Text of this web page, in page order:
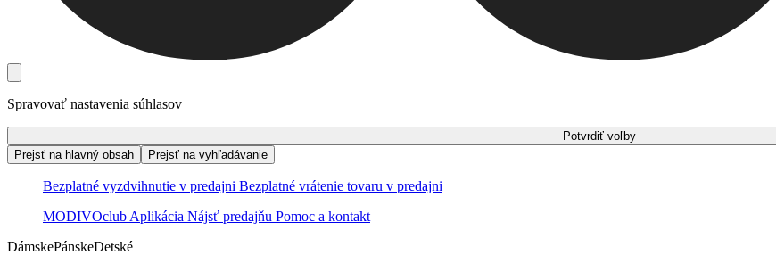
Spravovať nastavenia súhlasov
Potvrdiť voľby
Prejsť na hlavný obsah
Prejsť na vyhľadávanie
Bezplatné vyzdvihnutie v predajni Bezplatné vrátenie tovaru v predajni
MODIVOclub Aplikácia Nájsť predajňu Pomoc a kontakt
DámskePánskeDetské